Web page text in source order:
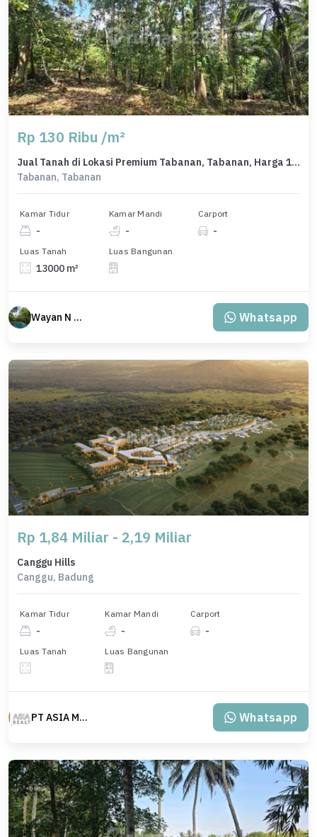
Rp 130 Ribu /m²
Jual Tanah di Lokasi Premium Tabanan, Tabanan, Harga 1,69 Miliar
Tabanan, Tabanan
Kamar Tidur
-
Kamar Mandi
-
Carport
-
Luas Tanah
13000 m²
Luas Bangunan
Wayan N Bali Whatsapp
Rp 1,84 Miliar - 2,19 Miliar
Canggu Hills
Canggu, Badung
Kamar Tidur
-
Kamar Mandi
-
Carport
-
Luas Tanah Luas Bangunan
PT ASIA MAS REALTY Whatsapp